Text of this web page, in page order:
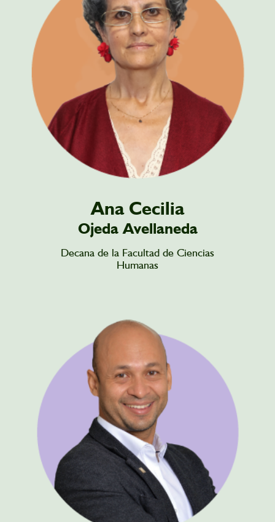
Ana Cecilia
Ojeda Avellaneda
Decana de la Facultad de Ciencias
Humanas